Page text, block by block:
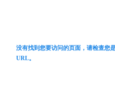
没有找到您要访问的页面，请检查您
URL。